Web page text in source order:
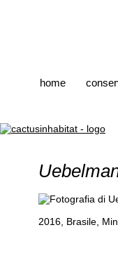
home
2016, Brasile,